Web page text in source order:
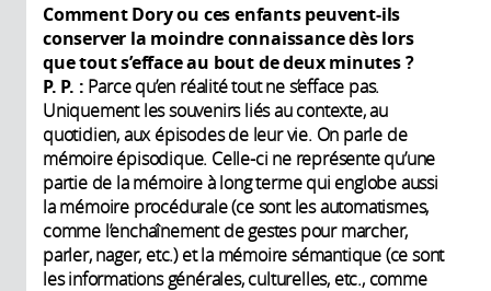
Comment Dory ou ces enfants peuvent-ils
conserver la moindre connaissance dès lors
que tout s’efface au bout de deux minutes?
P. P. : Parce qu’en réalité tout ne s’efface pas.
Uniquement les souvenirs liés au contexte, au
quotidien, aux épisodes de leur vie. On parle de
mémoire épisodique. Celle-ci ne représente qu’une
partie de la mémoire à long terme qui englobe aussi
la mémoire procédurale (ce sont les automatismes,
comme l’enchaînement de gestes pour marcher,
parler, nager, etc.) et la mémoire sémantique (ce sont
les informations générales, culturelles, etc., comme